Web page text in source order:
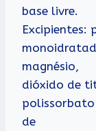
base livre.
Excipientes:
magnésio,
dióxido de
de